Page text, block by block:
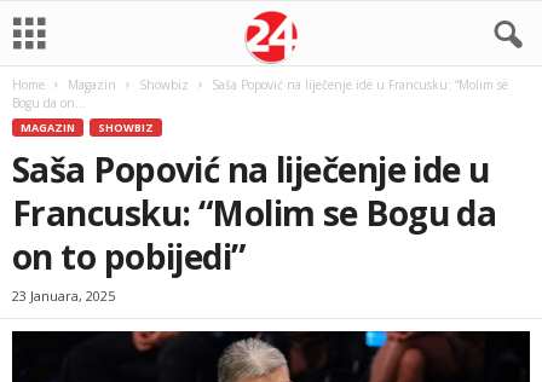
Home Magazin Showbiz
Saša Popović na liječenje ide u Francusku: “Molim se
Bogu da on...
MAGAZIN SHOWBIZ
Saša Popović na liječenje ide u
Francusku: “Molim se Bogu da
on to pobijedi”
23 Januara, 2025